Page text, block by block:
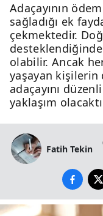
Adaçayının
sağladığı ek
çekmektedir.
desteklendiğinde
olabilir. Ancak
yaşayan kişilerin
adaçayını
yaklaşım
Fatih Tekin